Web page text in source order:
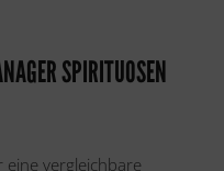
SPIRITUOSEN
vergleichbare